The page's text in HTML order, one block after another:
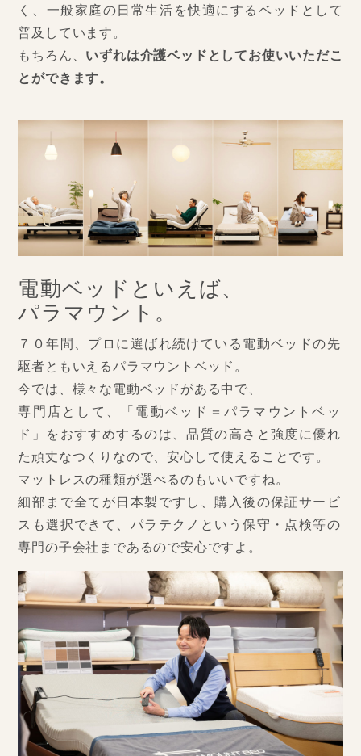
く、 一般家庭の日常生活を快適にするベッドとして
普及しています。
もちろん、 いずれは介護ベッドとしてお使いいただこ
とができます。
電動ベッドといえば、
パラマウント。
７０年間、プロに選ばれ続けている電動ベッドの先
駆者ともいえるパラマウントベッド。
今では、様々な電動ベッドがある中で、
専門店として、「電動ベッド＝パラマウントベッ
ド」をおすすめするのは、品質の高さと強度に優れ
た頑丈なつくりなので、安心して使えることです。
マットレスの種類が選べるのもいいですね。
細部まで全てが日本製ですし、購入後の保証サービ
スも選択できて、パラテクノという保守・点検等の
専門の子会社まであるので安心ですよ。